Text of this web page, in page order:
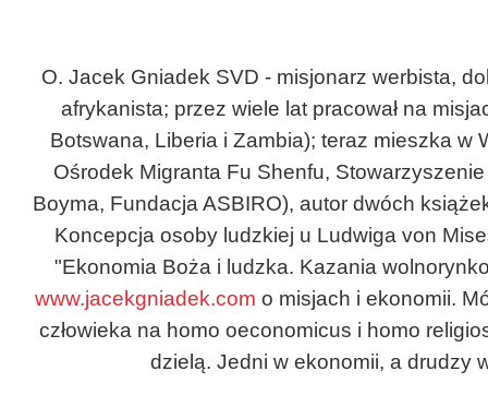
O. Jacek Gniadek SVD - misjonarz werbista,
afrykanista; przez wiele lat pracował na
Botswana, Liberia i Zambia); teraz mieszka w
Ośrodek Migranta Fu Shenfu, Stowarzyszenie
Boyma, Fundacja ASBIRO), autor dwóch
Koncepcja osoby ludzkiej u Ludwiga von
"Ekonomia Boża i ludzka. Kazania
www.jacekgniadek.com o misjach i ekonomii.
człowieka na homo oeconomicus i homo
dzielą. Jedni w ekonomii, a drudzy